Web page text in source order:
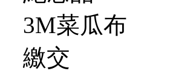
3M菜瓜布
繳交